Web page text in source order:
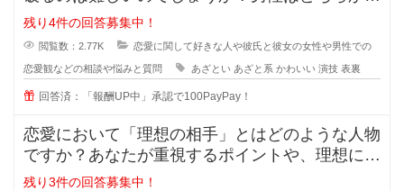
いうとちょっと隙を見せてくれるよ
残り4件の回答募集中！
閲覧数：2.77K 恋愛に関して好きな人や彼氏と彼女の女性や男性での
恋愛観などの相談や悩みと質問 あざとい あざと系 かわいい 演技 表裏
回答済：「報酬UP中」承認で100PayPay！
恋愛において「理想の相手」とはどのような人物
ですか？あなたが重視するポイントや、理想に近
づくためのアドバイスがあれば教え
残り3件の回答募集中！